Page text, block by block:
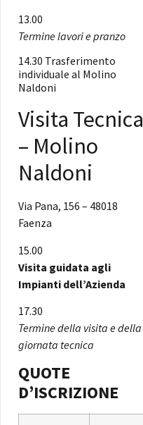
13.00
Termine lavori e pranzo
14.30 Trasferimento
individuale al Molino
Naldoni
Visita Tecnica
– Molino
Naldoni
Via Pana, 156 – 48018
Faenza
15.00
Visita guidata agli
Impianti dell’Azienda
17.30
Termine della visita e della
giornata tecnica
QUOTE
D’ISCRIZIONE